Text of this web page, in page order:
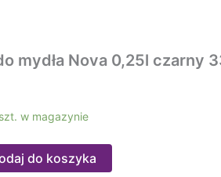
mydła Nova 0,25l czarny
w magazynie
do koszyka